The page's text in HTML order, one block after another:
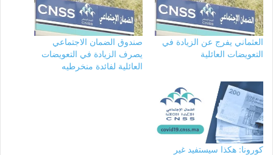
العثماني يفرج عن الزيادة في
التعويضات العائلية
صندوق الضمان الاجتماعي
يصرف الزيادة في التعويضات
العائلية لفائدة منخرطيه
كورونا: هكذا سيستفيد غير